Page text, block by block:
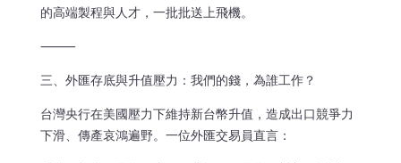
的高端製程與人才，一批批送上飛機。
⸻
三、外匯存底與升值壓力：我們的錢，為誰工作？
台灣央行在美國壓力下維持新台幣升值，造成出口競爭力
下滑、傳產哀鴻遍野。一位外匯交易員直言：